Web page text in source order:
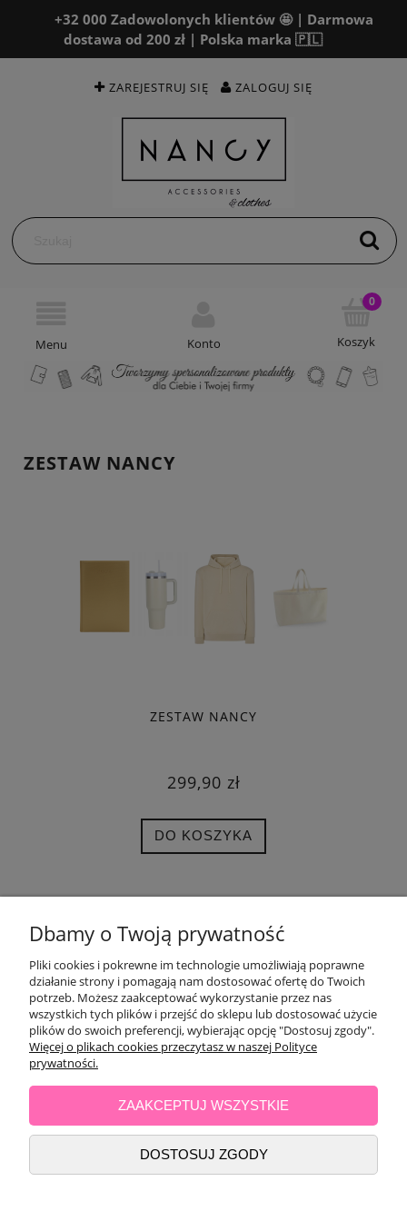
+32 000 Zadowolonych klientów 🤩 | Darmowa
dostawa od 200 zł | Polska marka 🇵🇱
ZAREJESTRUJ SIĘ ZALOGUJ SIĘ
ZESTAW NANCY
ZESTAW NANCY
299,90 zł
DO KOSZYKA
OPINIE KLIENTÓW
MOJE KONTO
INFORMACJE
O NAS
Dbamy o Twoją prywatność
Pliki cookies i pokrewne im technologie umożliwiają poprawne
działanie strony i pomagają nam dostosować ofertę do Twoich
potrzeb. Możesz zaakceptować wykorzystanie przez nas
wszystkich tych plików i przejść do sklepu lub dostosować użycie
plików do swoich preferencji, wybierając opcję "Dostosuj zgody".
Więcej o plikach cookies przeczytasz w naszej Polityce
prywatności.
ZAAKCEPTUJ WSZYSTKIE
DOSTOSUJ ZGODY